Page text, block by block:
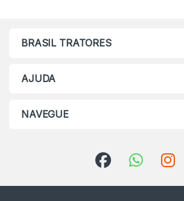
BRASIL TRATORES
AJUDA
NAVEGUE